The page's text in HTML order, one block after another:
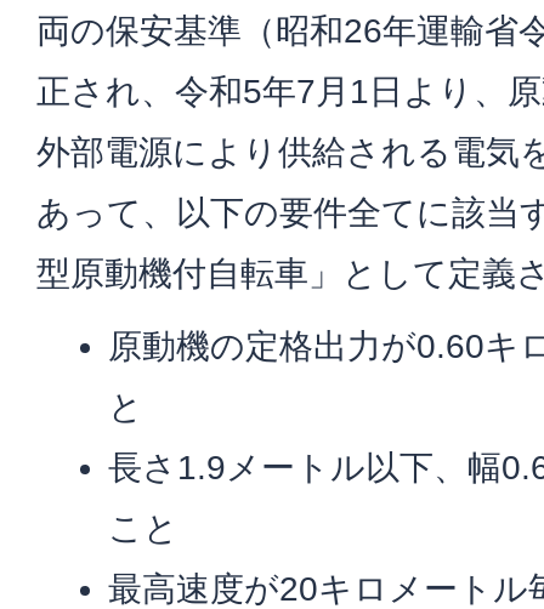
両の保安基準（昭和26年運輸省
正され、令和5年7月1日より、
外部電源により供給される電気
あって、以下の要件全てに該当
型原動機付自転車」として定義
原動機の定格出力が0.60キ
と
長さ1.9メートル以下、幅
こと
最高速度が20キロメートル